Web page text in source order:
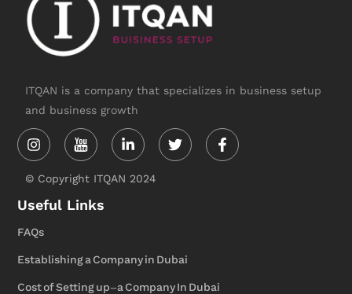
ITQAN is a company that specializes in business setup
and business growth
Instagram Linkedin-
in
TwitterFacebook-
f
© Copyright ITQAN 2024
Useful Links
FAQs
Establishing a Company in Dubai
Cost of Setting up-a Company In Dubai